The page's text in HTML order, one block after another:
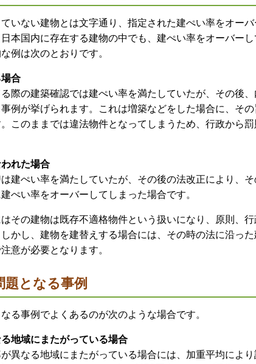
いない建物とは文字通り、指定された建ぺい率をオー
本国内に存在する建物の中でも、建ぺい率をオーバー
例は次のとおりです。
合
際の建築確認では建ぺい率を満たしていたが、その後
例が挙げられます。これは増築などをした場合に、そ
このままでは違法物件となってしまうため、行政から
れた場合
建ぺい率を満たしていたが、その後の法改正により、
ぺい率をオーバーしてしまった場合です。
その建物は既存不適格物件という扱いになり、原則、
かし、建物を建替えする場合には、その時の法に沿っ
意が必要となります。
となる事例
る事例でよくあるのが次のような場合です。
地域にまたがっている場合
異なる地域にまたがっている場合には、加重平均によ